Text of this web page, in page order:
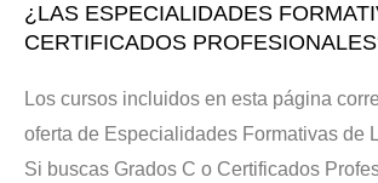
¿LAS ESPECIALIDADES
CERTIFICADOS
Los cursos incluidos en esta página
oferta de Especialidades Formativas de
Si buscas Grados C o Certificados